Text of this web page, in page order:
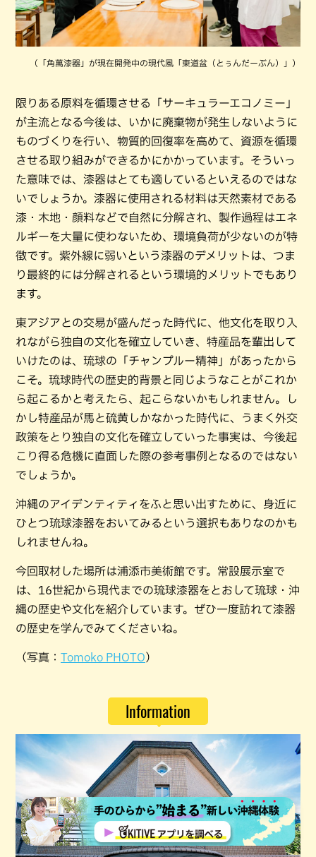
（「角萬漆器」が現在開発中の現代風「東道盆（とぅんだーぶん）」）
限りある原料を循環させる「サーキュラーエコノミー」
が主流となる今後は、いかに廃棄物が発生しないように
ものづくりを行い、物質的回復率を高めて、資源を循環
させる取り組みができるかにかかっています。そういっ
た意味では、漆器はとても適しているといえるのではな
いでしょうか。漆器に使用される材料は天然素材である
漆・木地・顔料などで自然に分解され、製作過程はエネ
ルギーを大量に使わないため、環境負荷が少ないのが特
徴です。紫外線に弱いという漆器のデメリットは、つま
り最終的には分解されるという環境的メリットでもあり
ます。
東アジアとの交易が盛んだった時代に、他文化を取り入
れながら独自の文化を確立していき、特産品を輩出して
いけたのは、琉球の「チャンプルー精神」があったから
こそ。琉球時代の歴史的背景と同じようなことがこれか
ら起こるかと考えたら、起こらないかもしれません。し
かし特産品が馬と硫黄しかなかった時代に、うまく外交
政策をとり独自の文化を確立していった事実は、今後起
こり得る危機に直面した際の参考事例となるのではない
でしょうか。
沖縄のアイデンティティをふと思い出すために、身近に
ひとつ琉球漆器をおいてみるという選択もありなのかも
しれませんね。
今回取材した場所は浦添市美術館です。常設展示室で
は、16世紀から現代までの琉球漆器をとおして琉球・沖
縄の歴史や文化を紹介しています。ぜひ一度訪れて漆器
の歴史を学んでみてくださいね。
（写真： Tomoko PHOTO）
Information